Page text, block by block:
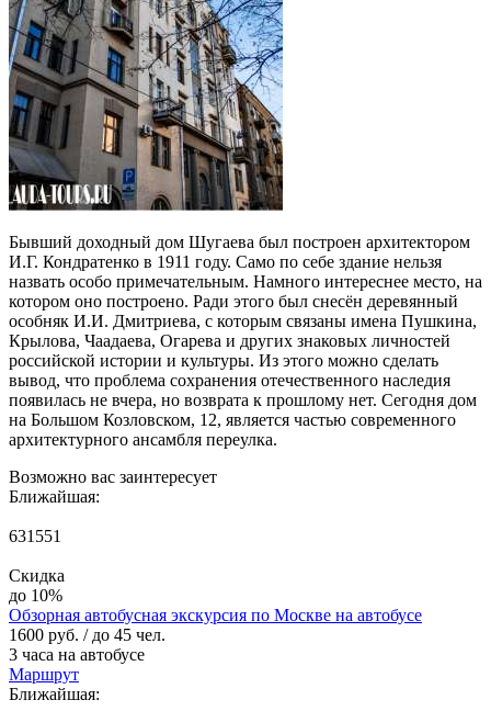
Бывший доходный дом Шугаева был построен архитектором
И.Г. Кондратенко в 1911 году. Само по себе здание нельзя
назвать особо примечательным. Намного интереснее место, на
котором оно построено. Ради этого был снесён деревянный
особняк И.И. Дмитриева, с которым связаны имена Пушкина,
Крылова, Чаадаева, Огарева и других знаковых личностей
российской истории и культуры. Из этого можно сделать
вывод, что проблема сохранения отечественного наследия
появилась не вчера, но возврата к прошлому нет. Сегодня дом
на Большом Козловском, 12, является частью современного
архитектурного ансамбля переулка.
Возможно вас заинтересует
Ближайшая:
631551
Скидка
до 10%
Обзорная автобусная экскурсия по Москве на автобусе
1600 руб. / до 45 чел.
3 часа на автобусе
Маршрут
Ближайшая: